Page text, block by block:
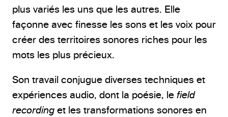
plus variés les uns que les autres. Elle
façonne avec finesse les sons et les voix pour
créer des territoires sonores riches pour les
mots les plus précieux.
Son travail conjugue diverses techniques et
expériences audio, dont la poésie, le field
recording et les transformations sonores en